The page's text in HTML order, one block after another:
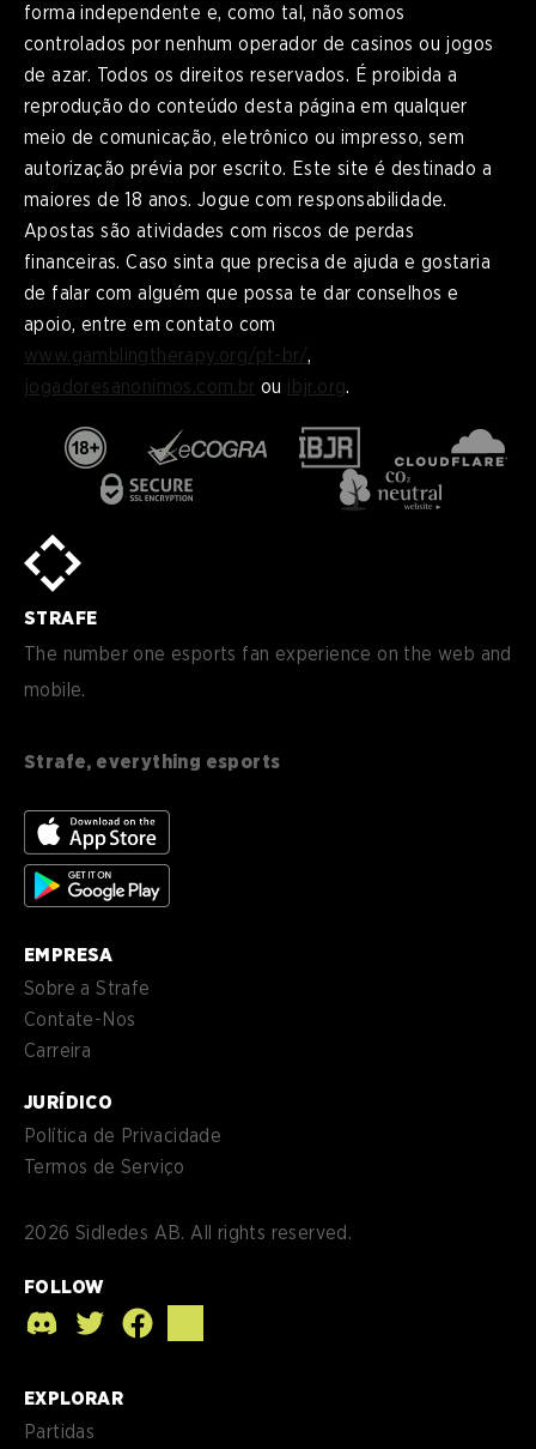
forma independente e, como tal, não somos
controlados por nenhum operador de casinos ou jogos
de azar. Todos os direitos reservados. É proibida a
reprodução do conteúdo desta página em qualquer
meio de comunicação, eletrônico ou impresso, sem
autorização prévia por escrito. Este site é destinado a
maiores de 18 anos. Jogue com responsabilidade.
Apostas são atividades com riscos de perdas
financeiras. Caso sinta que precisa de ajuda e gostaria
de falar com alguém que possa te dar conselhos e
apoio, entre em contato com
www.gamblingtherapy.org/pt-br/,
jogadoresanonimos.com.br ou ibjr.org.
STRAFE
The number one esports fan experience on the web and
mobile.
Strafe, everything esports
English
de-
DE
es
es-
MX
Español (MX)
EMPRESA
Sobre a Strafe
Contate-Nos
Carreira
JURÍDICO
Política de Privacidade
Termos de Serviço
2026 Sidledes AB. All rights reserved.
FOLLOW
EXPLORAR
Partidas